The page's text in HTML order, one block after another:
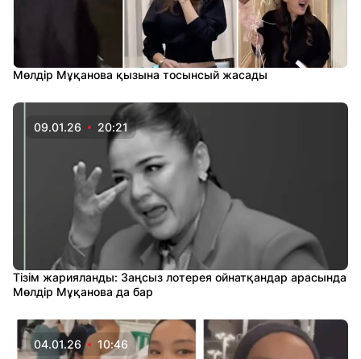
Мөлдір Мұқанова қызына тосынсый жасады
09.01.26 20:21
Тізім жарияланды: Заңсыз лотерея ойнатқандар арасында
Мөлдір Мұқанова да бар
04.01.26 10:46